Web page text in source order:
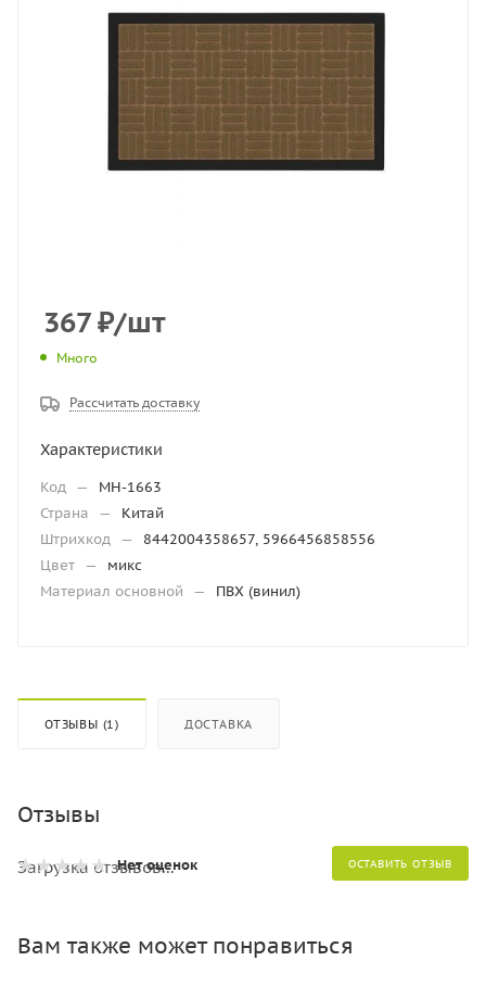
367₽/шт
Много
Рассчитать доставку
Характеристики
Код —
МН-1663
Страна
—
Китай
Штрихкод —
8442004358657, 5966456858556
Цвет —
микс
Материал основной
— ПВХ (винил)
ОТЗЫВЫ (1) ДОСТАВКА
Отзывы
Нет оценок ОСТАВИТЬ ОТЗЫВ
Загрузка отзывов...
Вам также может понравиться